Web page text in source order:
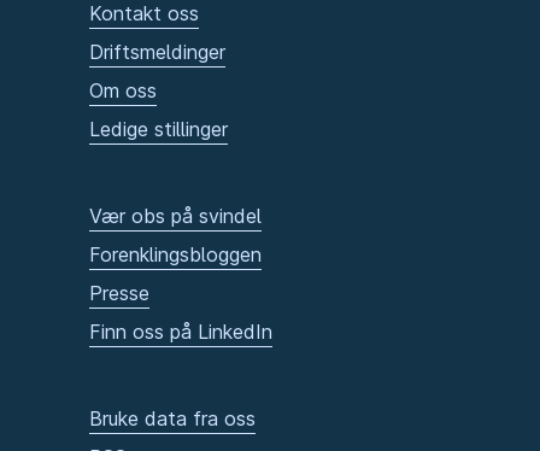
Kontakt oss
Driftsmeldinger
Om oss
Ledige stillinger
Vær obs på svindel
Forenklingsbloggen
Presse
Finn oss på LinkedIn
Bruke data fra oss